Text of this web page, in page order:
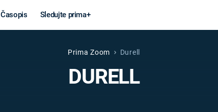
Časopis Sledujte prima+
Věda a
technika
Prima Zoom Durell
DURELL